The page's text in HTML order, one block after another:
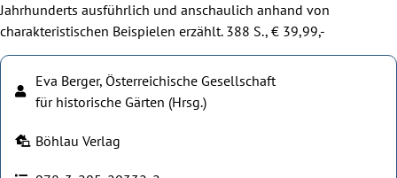
Jahrhunderts ausführlich und anschaulich anhand von
charakteristischen Beispielen erzählt. 388 S., € 39,99,-
Eva Berger, Österreichische Gesellschaft
für historische Gärten (Hrsg.)
Böhlau Verlag